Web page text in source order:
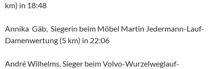
km) in 18:48
Annika Gäb, Siegerin beim Möbel Martin Jedermann-Lauf-
Damenwertung (5 km) in 22:06
André Wilhelms, Sieger beim Volvo-Wurzelweglauf-